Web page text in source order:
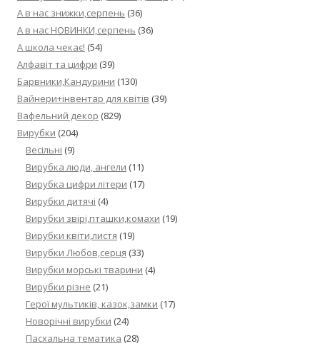
А в нас знижки,серпень (36)
А в нас НОВИНКИ,серпень (36)
А школа чекає! (54)
Алфавіт та цифри (39)
Барвники,Кандурини (130)
Вайнери+інвентар для квітів (39)
Вафельний декор (829)
Вирубки (204)
Весільні (9)
Вирубка люди, ангели (11)
Вирубка цифри літери (17)
Вирубки дитячі (4)
Вирубки звірі,пташки,комахи (19)
Вирубки квіти,листя (19)
Вирубки Любов,серця (33)
Вирубки морські тварини (4)
Вирубки різне (21)
Герої мультиків, казок,замки (17)
Новорічні вирубки (24)
Пасхальна тематика (28)